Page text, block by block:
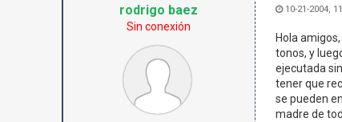
rodrigo baez
Sin conexión
10-21-2004,
Hola
tonos, y
ejecutada
tener que
se pueden
madre de